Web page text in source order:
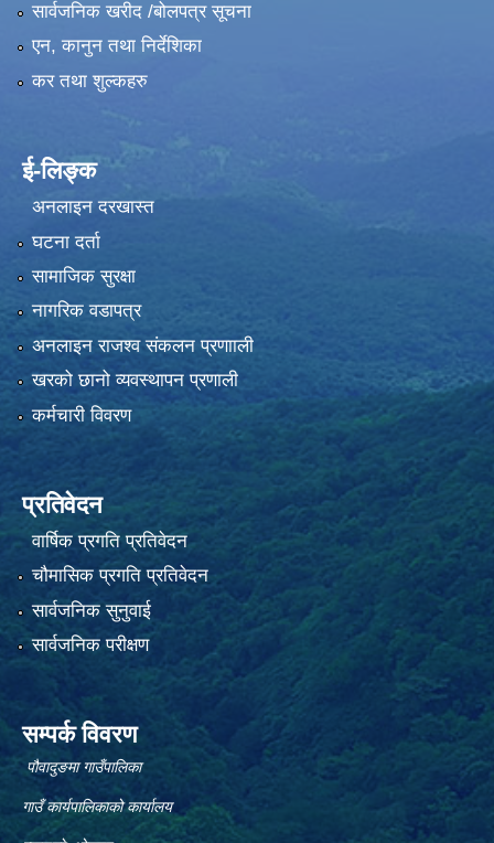
सार्वजनिक खरीद /बोलपत्र सूचना
एन, कानुन तथा निर्देशिका
कर तथा शुल्कहरु
ई-लिङ्क
अनलाइन दरखास्त
घटना दर्ता
सामाजिक सुरक्षा
नागरिक वडापत्र
अनलाइन राजश्व संकलन प्रणााली
खरको छानो व्यवस्थापन प्रणाली
कर्मचारी विवरण
प्रतिवेदन
वार्षिक प्रगति प्रतिवेदन
चौमासिक प्रगति प्रतिवेदन
सार्वजनिक सुनुवाई
सार्वजनिक परीक्षण
सम्पर्क विवरण
पौवादुङमा गाउँपालिका
गाउँ कार्यपालिकाको कार्यालय